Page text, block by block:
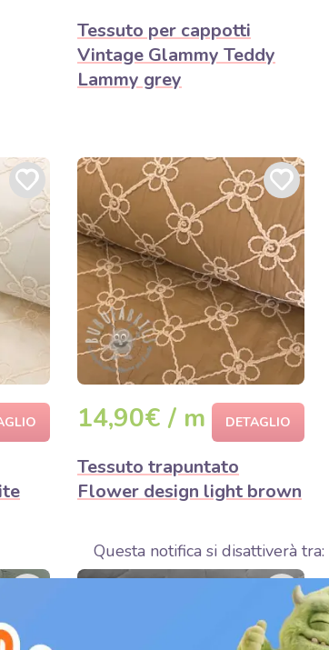
Tessuto per cappotti
Vintage Glammy Teddy
Lammy grey
14,90€ / m DETAGLIO
Tessuto trapuntato
Flower design light brown
Questa notifica si disattiverà tra: